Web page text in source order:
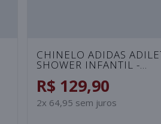
CHINELO PUMA
PATENT FEMININO -
R$ 129,90
2x 64,95 sem juros